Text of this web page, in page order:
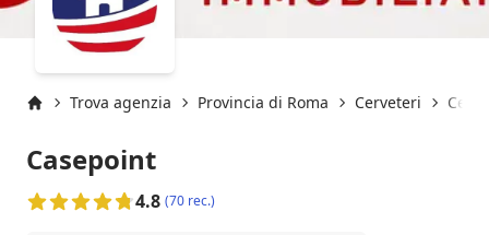
Trova agenzia Provincia di Roma Cerveteri
Casepoint
4.8 (70 rec.)